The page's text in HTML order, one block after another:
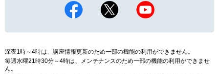
深夜1時～4時は、講座情報更新のため一部の機能の利用ができません。
毎週水曜21時30分～4時は、メンテナンスのため一部の機能の利用ができませ
ん。